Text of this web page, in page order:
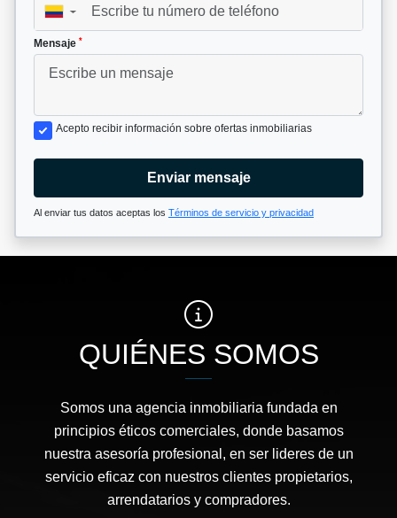
▼
Mensaje *
Acepto recibir información sobre ofertas inmobiliarias
Enviar mensaje
Al enviar tus datos aceptas los Términos de servicio y privacidad
QUIÉNES SOMOS
Somos una agencia inmobiliaria fundada en
principios éticos comerciales, donde basamos
nuestra asesoría profesional, en ser lideres de un
servicio eficaz con nuestros clientes propietarios,
arrendatarios y compradores.